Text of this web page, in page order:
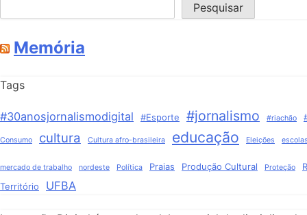
Pesquisar
Memória
Tags
#30anosjornalismodigital #Esporte #jornalismo #riachão
Consumo cultura Cultura afro-brasileira educação Eleições
mercado de trabalho nordeste Política Praias Produção Cultural Proteção
Território
UFBA